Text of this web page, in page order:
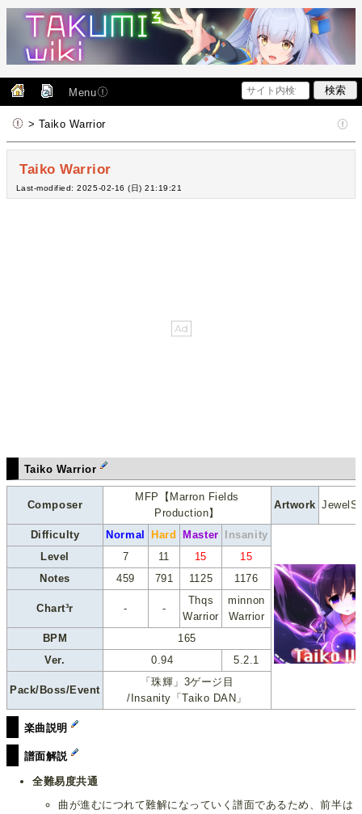
Menu
> Taiko Warrior
Taiko Warrior
Last-modified: 2025-02-16 (日) 21:19:21
Taiko Warrior
Composer
MFP【Marron Fields
Production】
Artwork
Difficulty Normal Hard Master
Insanity
Level
7 11 15
15
Notes
459 791 1125 1176
Chart³r - -
Thqs
Warrior
minnon
Warrior
BPM
165
Ver.
0.94 5.2.1
Pack/Boss/Event
「珠輝」3ゲージ目
/Insanity「Taiko DAN」
楽曲説明
譜面解説
全難易度共通
曲が進むにつれて難解になっていく譜面であるため、前半は